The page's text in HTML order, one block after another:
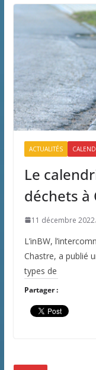
ACTUALITÉS
Le
déchets à
11 décembre 2022
L’inBW,
Chastre, a publié
types de
Partager :